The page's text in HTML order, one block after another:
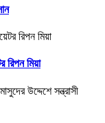
রিপন মিয়া